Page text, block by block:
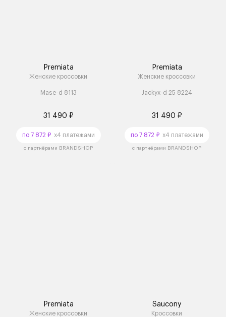
Premiata
Женские кроссовки
Mase-d 8113
31 490 ₽
по 7 872 ₽x4 платежами
с партнёрами BRANDSHOP
Premiata
Женские кроссовки
Jackyx-d 25 8224
31 490 ₽
по 7 872 ₽x4 платежами
с партнёрами BRANDSHOP
Premiata
Женские кроссовки
Saucony
Кроссовки